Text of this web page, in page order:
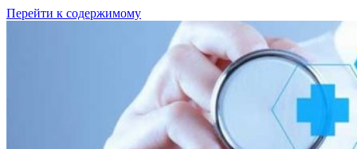
Перейти к содержимому